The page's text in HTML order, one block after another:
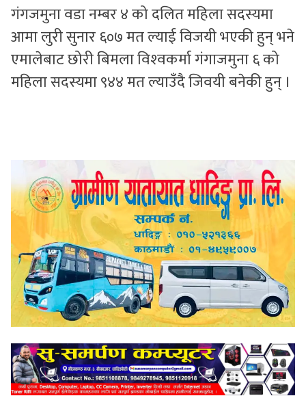
गंगजमुना वडा नम्बर ४ को दलित महिला सदस्यमा
आमा लुरी सुनार ६०७ मत ल्याई विजयी भएकी हुन् भने
एमालेबाट छोरी बिमला विश्‍वकर्मा गंगाजमुना ६ को
महिला सदस्यमा ९४४ मत ल्याउँदै जिवयी बनेकी हुन् ।